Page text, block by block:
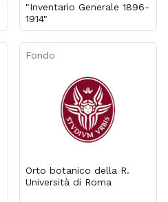
"Inventario Generale 1896-
1914"
Fondo
Orto botanico della R.
Università di Roma